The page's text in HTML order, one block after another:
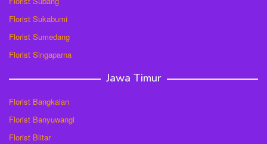
Florist Sukabumi
Florist Sumedang
Florist Singaparna
Jawa Timur
Florist Bangkalan
Florist Banyuwangi
Florist Blitar